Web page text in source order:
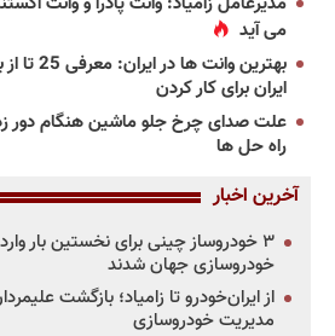
می آید
بهترین
ایران برای کار کردن
علت صدای چرخ جلو ماشین هنگام دور
راه حل ها
آخرین اخبار
خودروسازی جهان شدند
از ایران‌خودرو تا زامیاد؛ بازگشت
مدیریت خودروسازی